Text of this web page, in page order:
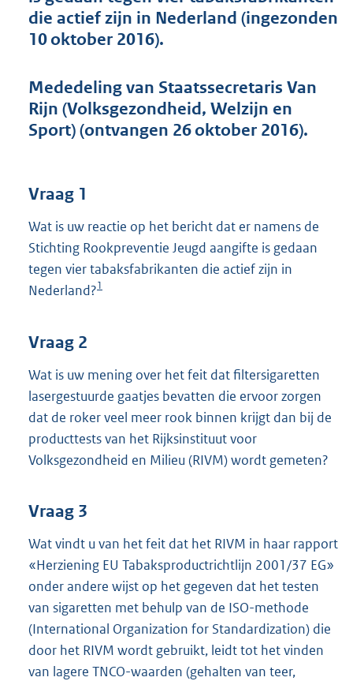
:
b
die actief zijn in Nederland (ingezonden
10 oktober 2016).
Mededeling van Staatssecretaris Van
Rijn (Volksgezondheid, Welzijn en
Sport) (ontvangen 26 oktober 2016).
Vraag 1
Wat is uw reactie op het bericht dat er namens de
Stichting Rookpreventie Jeugd aangifte is gedaan
tegen vier tabaksfabrikanten die actief zijn in
Nederland?1
Vraag 2
Wat is uw mening over het feit dat filtersigaretten
lasergestuurde gaatjes bevatten die ervoor zorgen
dat de roker veel meer rook binnen krijgt dan bij de
producttests van het Rijksinstituut voor
Volksgezondheid en Milieu (RIVM) wordt gemeten?
Vraag 3
Wat vindt u van het feit dat het RIVM in haar rapport
«Herziening EU Tabaksproductrichtlijn 2001/37 EG»
onder andere wijst op het gegeven dat het testen
van sigaretten met behulp van de ISO-methode
(International Organization for Standardization) die
door het RIVM wordt gebruikt, leidt tot het vinden
van lagere TNCO-waarden (gehalten van teer,